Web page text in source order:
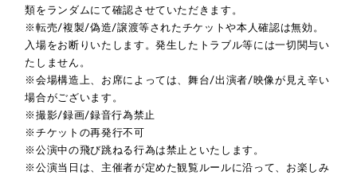
類をランダムにて確認させていただきます。
※転売/複製/偽造/譲渡等されたチケットや本人確認は無効。
入場をお断りいたします。発生したトラブル等には一切関与い
たしません。
※会場構造上、お席によっては、舞台/出演者/映像が見え辛い
場合がございます。
※撮影/録画/録音行為禁止
※チケットの再発行不可
※公演中の飛び跳ねる行為は禁止といたします。
※公演当日は、主催者が定めた観覧ルールに沿って、お楽しみ